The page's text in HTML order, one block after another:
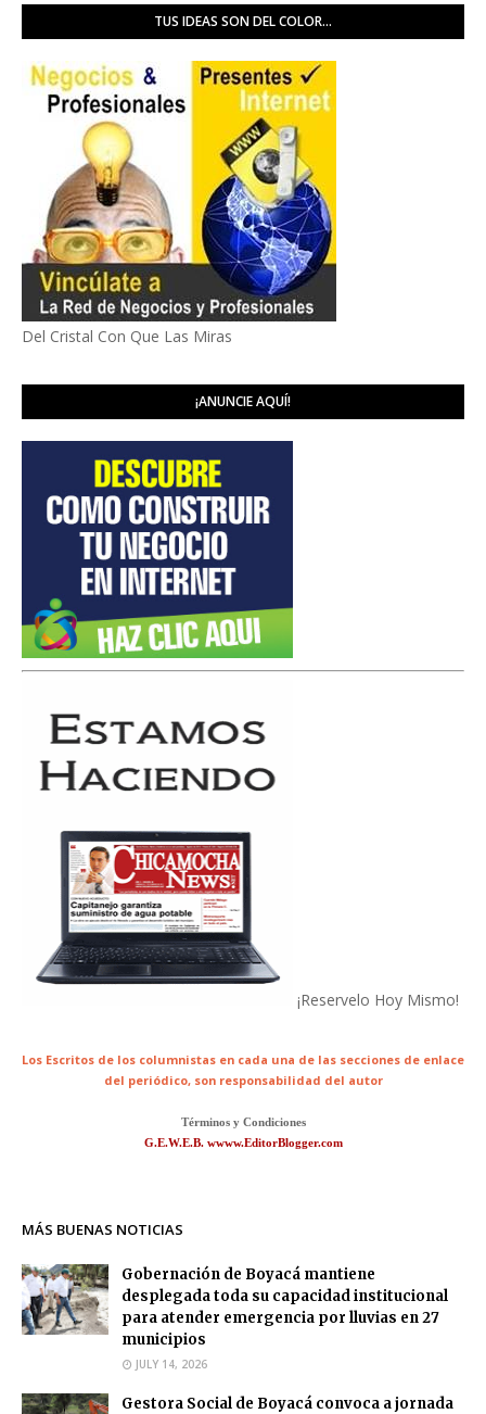
TUS IDEAS SON DEL COLOR...
Del Cristal Con Que Las Miras
¡ANUNCIE AQUÍ!
¡Reservelo Hoy Mismo!
Los Escritos de los columnistas en cada una de las secciones de enlace
del periódico, son responsabilidad del autor
Términos y Condiciones
G.E.W.E.B. wwww.EditorBlogger.com
MÁS BUENAS NOTICIAS
Gobernación de Boyacá mantiene
desplegada toda su capacidad institucional
para atender emergencia por lluvias en 27
municipios
JULY 14, 2026
Gestora Social de Boyacá convoca a jornada